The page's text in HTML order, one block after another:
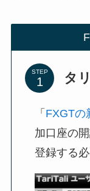
STEP タ
「 FXGTの
加口座の
登録する